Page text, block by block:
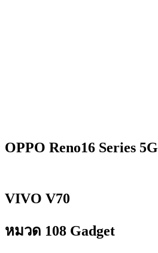
OPPO Reno16 Series 5G
VIVO V70
หมวด 108 Gadget